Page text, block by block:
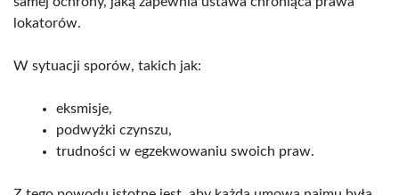
lokatorów.
W sytuacji sporów, takich jak:
eksmisje,
podwyżki czynszu,
trudności w egzekwowaniu swoich praw.